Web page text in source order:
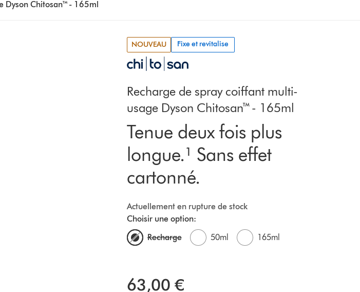
Dyson Chitosan™ - 165ml
NOUVEAU Fixe et revitalise
Recharge de spray coiffant multi-
usage Dyson Chitosan™ - 165ml
Tenue deux fois plus
longue.¹ Sans effet
cartonné.
Actuellement en rupture de stock
Choisir une option:
Recharge
50ml 165ml
63,00 €